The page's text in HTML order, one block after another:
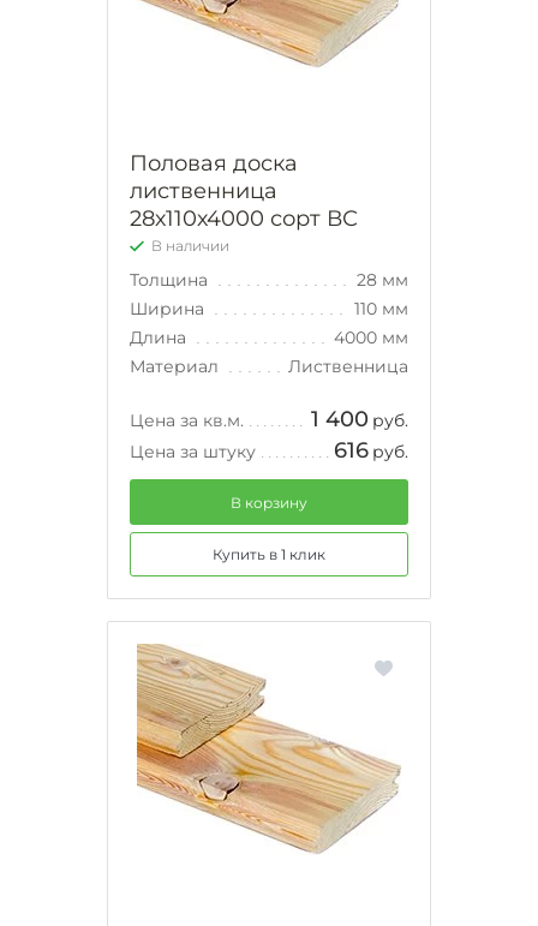
Половая доска
лиственница
28х110х4000 сорт ВС
В наличии
Толщина
28 мм
Ширина
110 мм
Длина
4000 мм
Материал
Лиственница
Цена за кв.м. 1 400 руб.
Цена за штуку
616 руб.
В корзину
Купить в 1 клик